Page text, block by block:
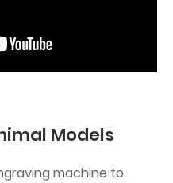
Models
machine to